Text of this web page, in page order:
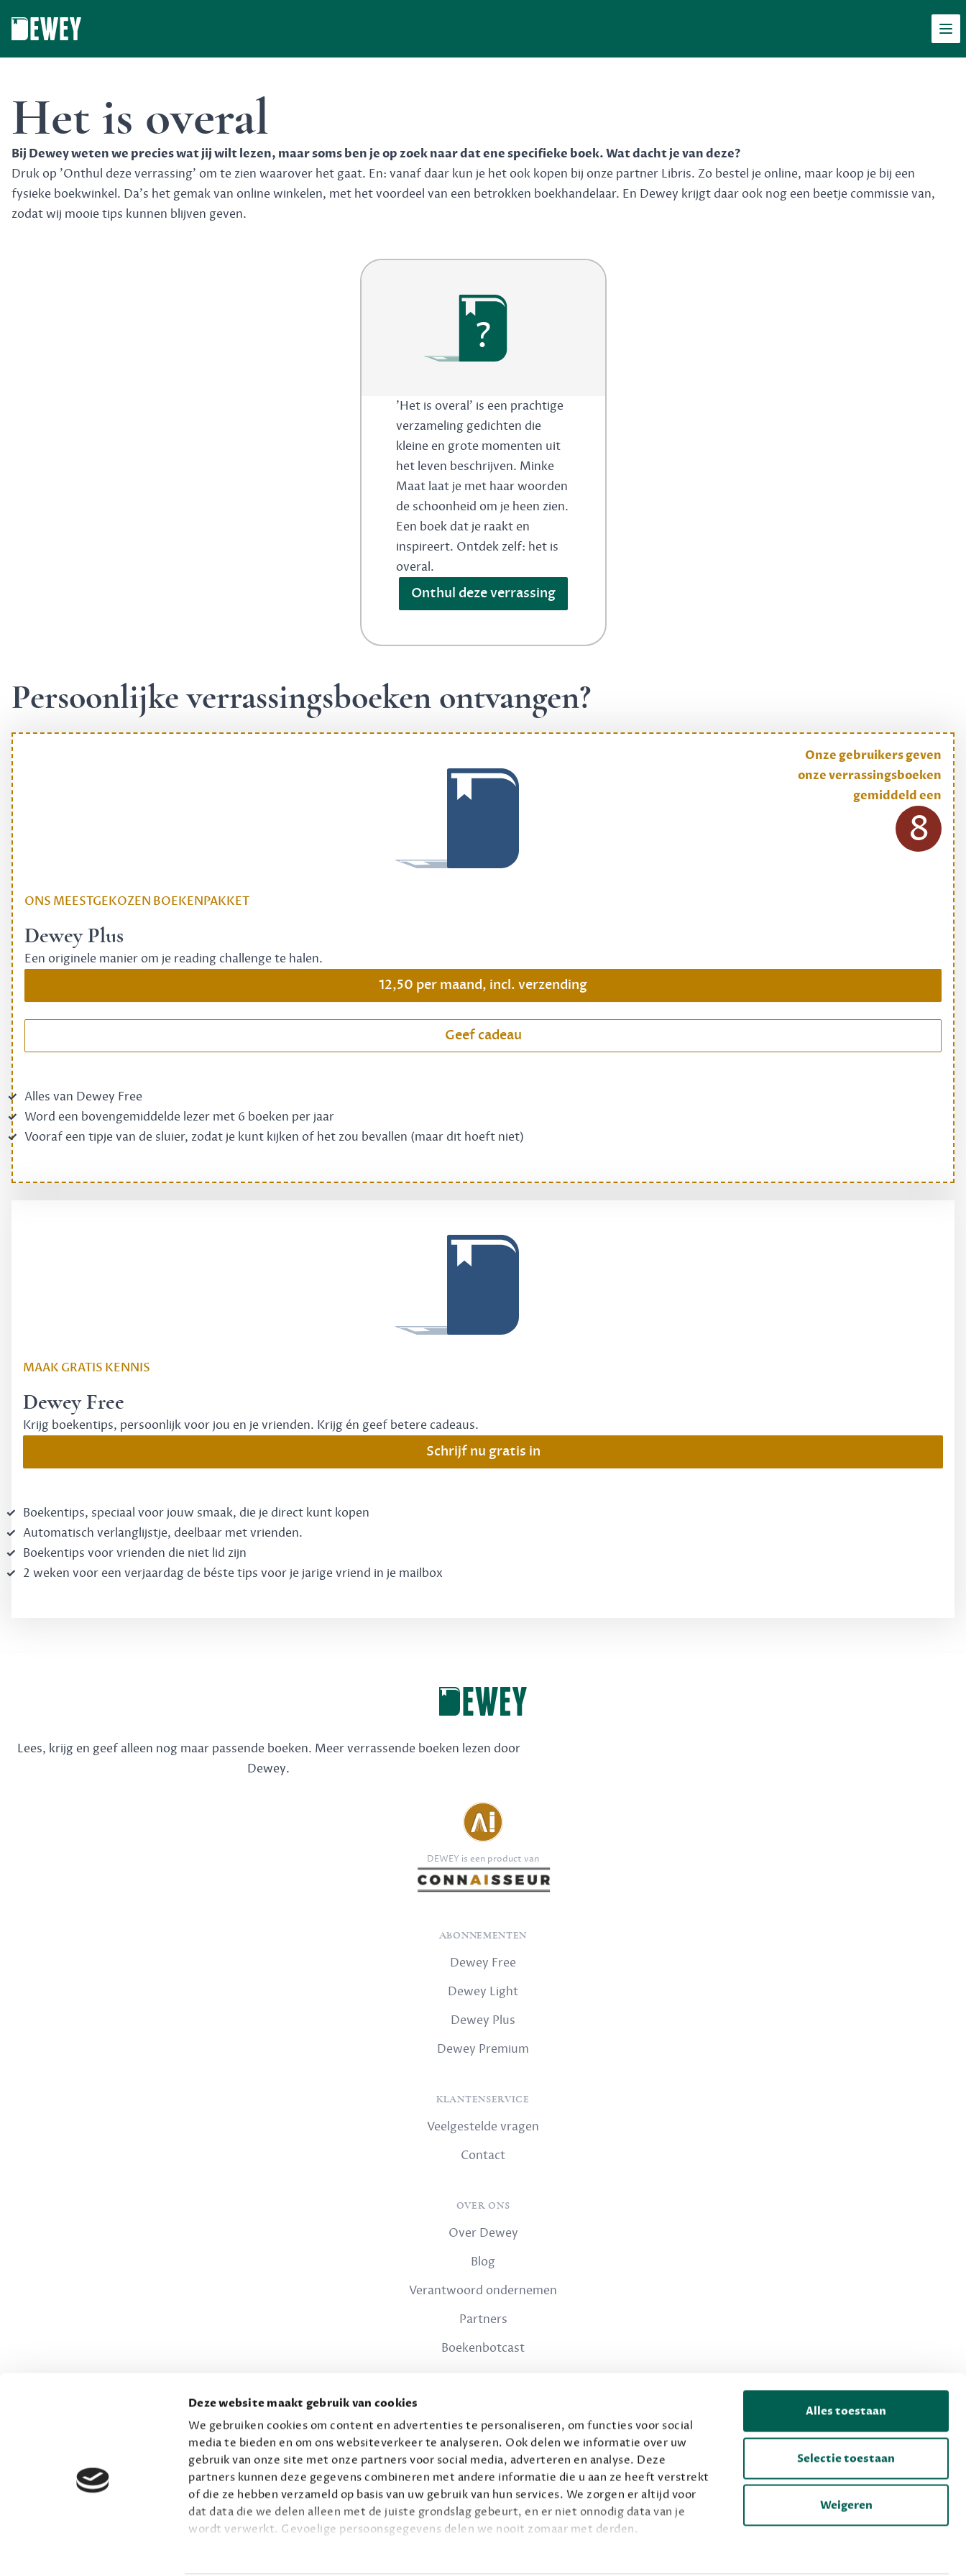
Deze website maakt gebruik van cookies
We gebruiken cookies om content en advertenties te personaliseren, om functies voor social
media te bieden en om ons websiteverkeer te analyseren. Ook delen we informatie over uw
gebruik van onze site met onze partners voor social media, adverteren en analyse. Deze
partners kunnen deze gegevens combineren met andere informatie die u aan ze heeft verstrekt
of die ze hebben verzameld op basis van uw gebruik van hun services. We zorgen er altijd voor
dat data die we delen alleen met de juiste grondslag gebeurt, en er niet onnodig data van je
wordt verwerkt. Gevoelige persoonsgegevens delen we nooit zomaar met derden.
Alles toestaan
Selectie toestaan
Weigeren
Het is overal
Bij Dewey weten we precies wat jij wilt lezen, maar soms ben je op zoek naar dat ene specifieke boek. Wat dacht je van deze?
Druk op 'Onthul deze verrassing' om te zien waarover het gaat. En: vanaf daar kun je het ook kopen bij onze partner Libris. Zo bestel je online, maar koop je bij een
fysieke boekwinkel. Da's het gemak van online winkelen, met het voordeel van een betrokken boekhandelaar. En Dewey krijgt daar ook nog een beetje commissie van,
zodat wij mooie tips kunnen blijven geven.
?
'Het is overal' is een prachtige
verzameling gedichten die
kleine en grote momenten uit
het leven beschrijven. Minke
Maat laat je met haar woorden
de schoonheid om je heen zien.
Een boek dat je raakt en
inspireert. Ontdek zelf: het is
overal.
Onthul deze verrassing
Persoonlijke verrassingsboeken ontvangen?
ONS MEESTGEKOZEN BOEKENPAKKET
Dewey Plus
Een originele manier om je reading challenge te halen.
12,50 per maand, incl. verzending
Geef cadeau
Alles van Dewey Free
Word een bovengemiddelde lezer met 6 boeken per jaar
Vooraf een tipje van de sluier, zodat je kunt kijken of het zou bevallen (maar dit hoeft niet)
Onze gebruikers geven
onze verrassingsboeken
gemiddeld een
8
MAAK GRATIS KENNIS
Dewey Free
Krijg boekentips, persoonlijk voor jou en je vrienden. Krijg én geef betere cadeaus.
Schrijf nu gratis in
Boekentips, speciaal voor jouw smaak, die je direct kunt kopen
Automatisch verlanglijstje, deelbaar met vrienden.
Boekentips voor vrienden die niet lid zijn
2 weken voor een verjaardag de béste tips voor je jarige vriend in je mailbox
Lees, krijg en geef alleen nog maar passende boeken. Meer verrassende boeken lezen door
Dewey.
DEWEY is een product van
ABONNEMENTEN
Dewey Free
Dewey Light
Dewey Plus
Dewey Premium
KLANTENSERVICE
Veelgestelde vragen
Contact
OVER ONS
Over Dewey
Blog
Verantwoord ondernemen
Partners
Boekenbotcast
Privacy
Voorwaarden
© 2026 Connaisseur B.V.